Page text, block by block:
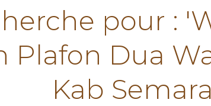
pour :
Plafon Dua
Kab